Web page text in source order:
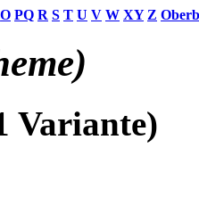
O PQ R S T U V W XY Z
Variante)